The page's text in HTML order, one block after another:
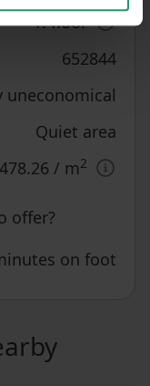
1. floor
652844
uneconomical
Quiet area
/ m2
offer?
on foot